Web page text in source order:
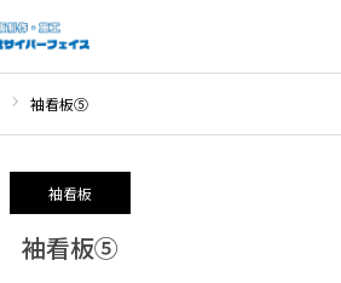
袖看板⑤
袖看板
袖看板⑤